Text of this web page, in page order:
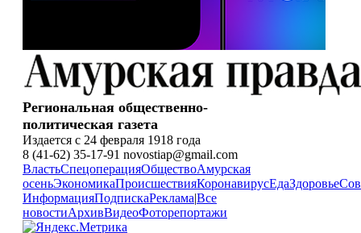
Региональная общественно-
политическая газета
Издается с 24 февраля 1918 года
8 (41-62) 35-17-91 novostiap@gmail.com
ВластьСпецоперацияОбществоАмурская
осеньЭкономикаПроисшествияКоронавирусЕдаЗдоровье
ИнформацияПодпискаРеклама|Все
новостиАрхивВидеоФоторепортажи